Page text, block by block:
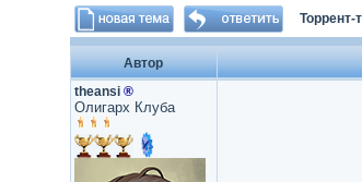
Торрент-
Автор
theansi ®
Олигарх Клуба